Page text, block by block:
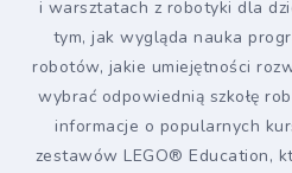
i warsztatach z robotyki dla
tym, jak wygląda nauka
robotów, jakie umiejętności
wybrać odpowiednią szkołę
informacje o popularnych
zestawów LEGO® Education,